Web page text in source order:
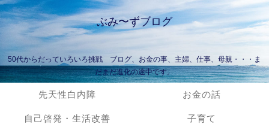
ぶみ〜ずブログ
50代からだっていろいろ挑戦 ブログ、お金の事、主婦、仕事、母親・・・ま
だまだ進化の途中です。
先天性白内障 お金の話
自己啓発・生活改善 子育て